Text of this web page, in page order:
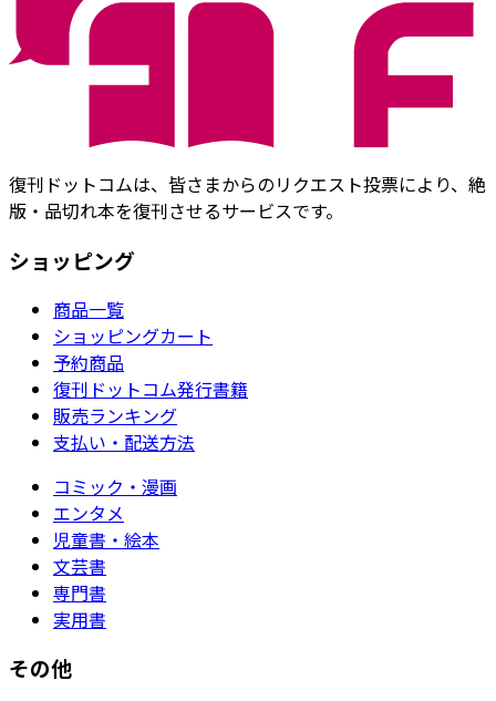
復刊ドットコムは、皆さまからのリクエスト投票により、絶
版・品切れ本を復刊させるサービスです。
ショッピング
商品一覧
ショッピングカート
予約商品
復刊ドットコム発行書籍
販売ランキング
支払い・配送方法
コミック・漫画
エンタメ
児童書・絵本
文芸書
専門書
実用書
その他